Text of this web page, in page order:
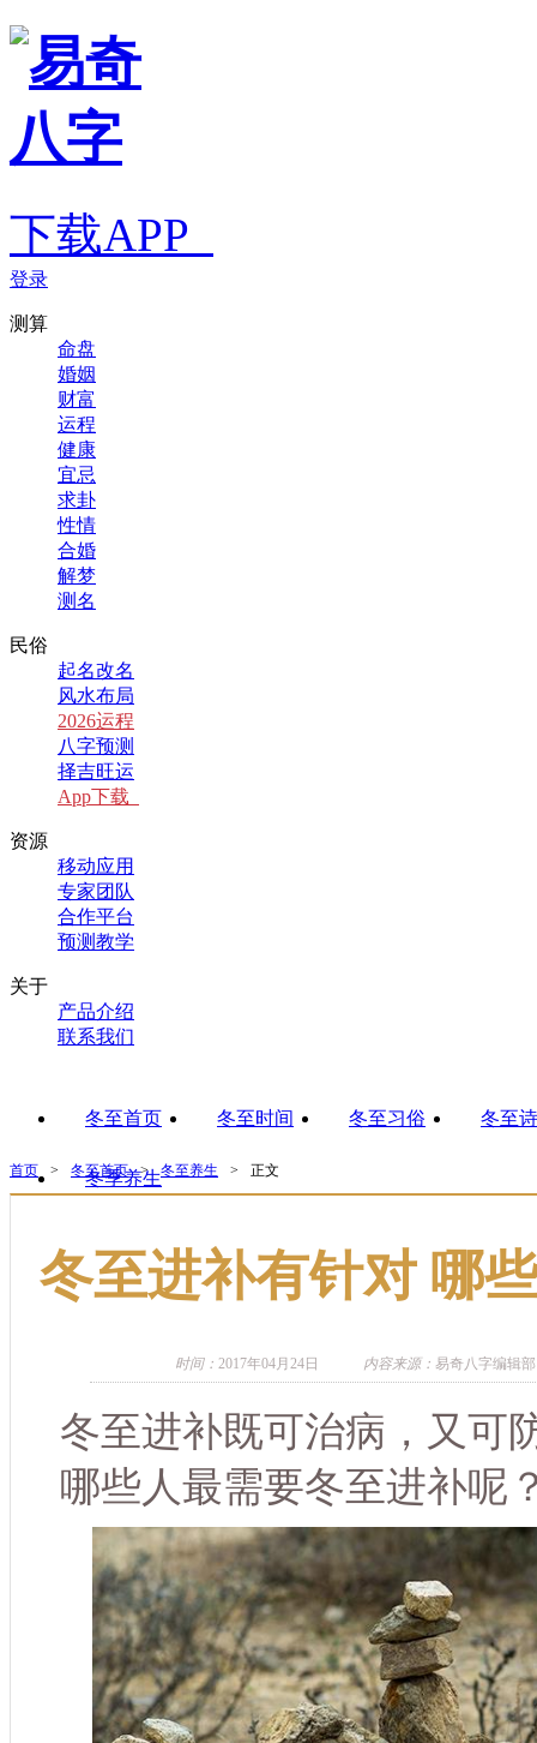
下载APP
登录
测算
命盘
婚姻
财富
运程
健康
宜忌
求卦
性情
合婚
解梦
测名
民俗
起名改名
风水布局
2026运程
八字预测
择吉旺运
App下载
资源
移动应用
专家团队
合作平台
预测教学
关于
产品介绍
联系我们
冬至首页 冬至时间 冬至习俗 冬至
冬季养生
首页 > 冬至首页 > 冬至养生 > 正文
冬至进补有针对 哪
时间： 2017年04月24日 内容来源： 易奇八字编辑部
冬至进补既可治病，又可
哪些人最需要冬至进补呢